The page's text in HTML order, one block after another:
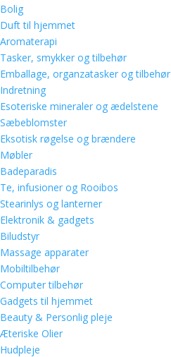
Bolig
Duft til hjemmet
Aromaterapi
Tasker, smykker og tilbehør
Emballage, organzatasker og tilbehør
Indretning
Esoteriske mineraler og ædelstene
Sæbeblomster
Eksotisk røgelse og brændere
Møbler
Badeparadis
Te, infusioner og Rooibos
Stearinlys og lanterner
Elektronik & gadgets
Biludstyr
Massage apparater
Mobiltilbehør
Computer tilbehør
Gadgets til hjemmet
Beauty & Personlig pleje
Æteriske Olier
Hudpleje